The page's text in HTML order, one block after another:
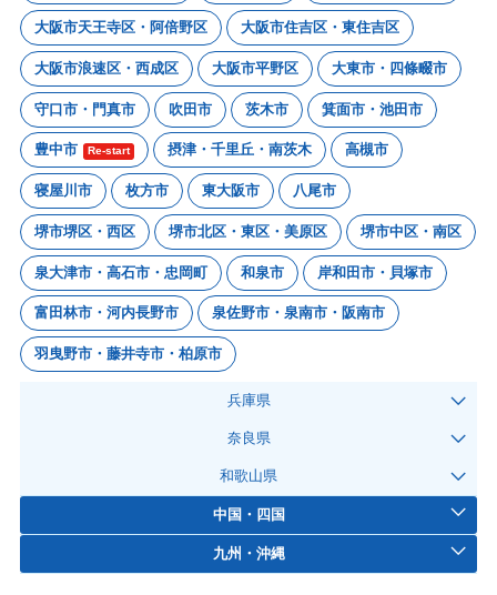
大阪市天王寺区・阿倍野区 大阪市住吉区・東住吉区
大阪市浪速区・西成区 大阪市平野区 大東市・四條畷市
守口市・門真市 吹田市 茨木市 箕面市・池田市
豊中市 Re-start 摂津・千里丘・南茨木 高槻市
寝屋川市 枚方市 東大阪市 八尾市
堺市堺区・西区 堺市北区・東区・美原区 堺市中区・南区
泉大津市・高石市・忠岡町 和泉市 岸和田市・貝塚市
富田林市・河内長野市 泉佐野市・泉南市・阪南市
羽曳野市・藤井寺市・柏原市
兵庫県
奈良県
和歌山県
中国・四国
九州・沖縄